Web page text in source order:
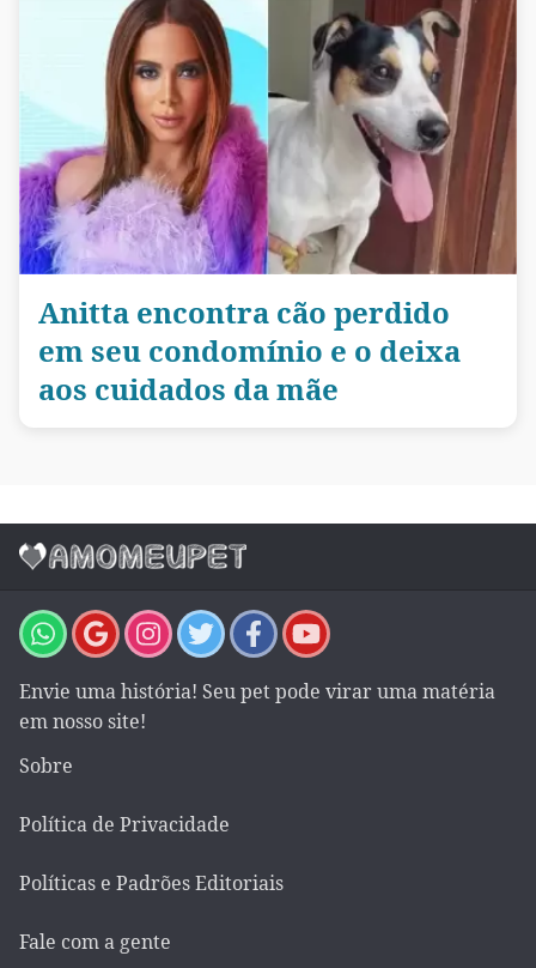
Anitta encontra cão perdido
em seu condomínio e o deixa
aos cuidados da mãe
Envie uma história! Seu pet pode virar uma matéria
em nosso site!
Sobre
Política de Privacidade
Políticas e Padrões Editoriais
Fale com a gente